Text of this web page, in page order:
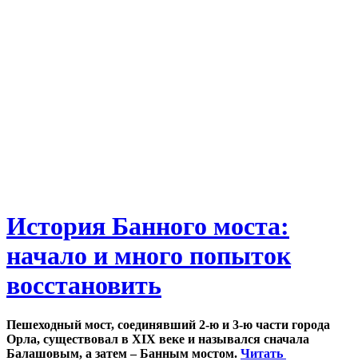
История Банного моста:
начало и много попыток
восстановить
Пешеходный мост, соединявший 2-ю и 3-ю части города
Орла, существовал в XIX веке и назывался сначала
Балашовым, а затем – Банным мостом. Читать